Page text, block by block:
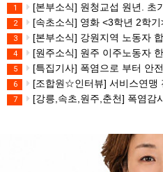
1 [본부소식] 원청교섭 원년. 초기업교섭 돌파! 모든
2 [속초소식] 영화 <3학년 2학
3 [본부소식] 강원지역 노동자
4 [원주소식] 원주 이주노동자
5 [특집기사] 폭염으로 부터 안
6 [조합원☆인터뷰] 서비스연맹 전국학교비
7 [강릉,속초,원주,춘천] 폭염감